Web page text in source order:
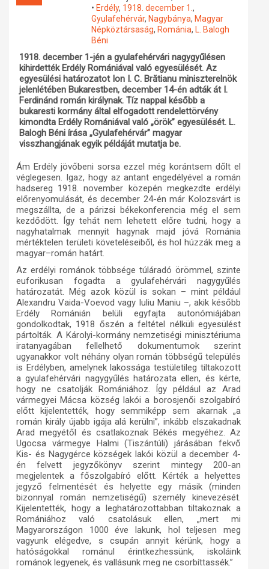
Műhelymunkák
• Erdély, 1918. december 1. ,
Gyulafehérvár, Nagybánya, Magyar
Népköztársaság, Románia, L. Balogh
Béni
1918. december 1-jén a gyulafehérvári nagygyűlésen
kihirdették Erdély Romániával való egyesülését. Az
egyesülési határozatot Ion I. C. Brătianu miniszterelnök
jelenlétében Bukarestben, december 14-én adták át I.
Ferdinánd román királynak. Tíz nappal később a
bukaresti kormány által elfogadott rendelettörvény
kimondta Erdély Romániával való „örök” egyesülését. L.
Balogh Béni írása „Gyulafehérvár” magyar
visszhangjának egyik példáját mutatja be.
Ám Erdély jövőbeni sorsa ezzel még korántsem dőlt el
véglegesen. Igaz, hogy az antant engedélyével a román
hadsereg 1918. november közepén megkezdte erdélyi
előrenyomulását, és december 24-én már Kolozsvárt is
megszállta, de a párizsi békekonferencia még el sem
kezdődött. Így tehát nem lehetett előre tudni, hogy a
nagyhatalmak mennyit hagynak majd jóvá Románia
mértéktelen területi követeléseiből, és hol húzzák meg a
magyar–román határt.
Az erdélyi románok többsége túláradó örömmel, szinte
euforikusan fogadta a gyulafehérvári nagygyűlés
határozatát. Még azok közül is sokan – mint például
Alexandru Vaida-Voevod vagy Iuliu Maniu –, akik később
Erdély Románián belüli egyfajta autonómiájában
gondolkodtak, 1918 őszén a feltétel nélküli egyesülést
pártolták. A Károlyi-kormány nemzetiségi minisztériuma
iratanyagában fellelhető dokumentumok szerint
ugyanakkor volt néhány olyan román többségű település
is Erdélyben, amelynek lakossága testületileg tiltakozott
a gyulafehérvári nagygyűlés határozata ellen, és kérte,
hogy ne csatolják Romániához. Így például az Arad
vármegyei Mácsa község lakói a borosjenői szolgabíró
előtt kijelentették, hogy semmiképp sem akarnak „a
román király újabb igája alá kerülni”, inkább elszakadnak
Arad megyétől és csatlakoznak Békés megyéhez. Az
Ugocsa vármegye Halmi (Tiszántúli) járásában fekvő
Kis- és Nagygérce községek lakói közül a december 4-
én felvett jegyzőkönyv szerint mintegy 200-an
megjelentek a főszolgabíró előtt. Kérték a helyettes
jegyző felmentését és helyette egy másik (minden
bizonnyal román nemzetiségű) személy kinevezését.
Kijelentették, hogy a leghatározottabban tiltakoznak a
Romániához való csatolásuk ellen, „mert mi
Magyarországon 1000 éve lakunk, hol teljesen meg
vagyunk elégedve, s csupán annyit kérünk, hogy a
hatóságokkal románul érintkezhessünk, iskoláink
románok legyenek, és vallásunk meg ne csorbíttassék.”